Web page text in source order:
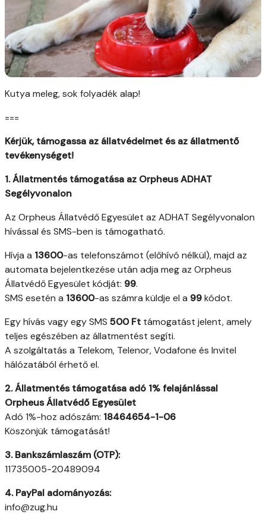
Kutya meleg, sok folyadék alap!
===
Kérjük, támogassa az állatvédelmet és az állatmentő
tevékenységet!
1. Állatmentés támogatása az Orpheus ADHAT
Segélyvonalon
Az Orpheus Állatvédő Egyesület az ADHAT Segélyvonalon
hívással és SMS-ben is támogatható.
Hívja a 13600-as telefonszámot (előhívó nélkül), majd az
automata bejelentkezése után adja meg az Orpheus
Állatvédő Egyesület kódját: 99.
SMS esetén a 13600-as számra küldje el a 99kódot.
Egy hívás vagy egy SMS 500 Ft támogatást jelent, amely
teljes egészében az állatmentést segíti.
A szolgáltatás a Telekom, Telenor, Vodafone és Invitel
hálózatából érhető el.
2. Állatmentés támogatása adó 1% felajánlással
Orpheus Állatvédő Egyesület
Adó 1%-hoz adószám: 18464654-1-06
Köszönjük támogatását!
3. Bankszámlaszám (OTP):
11735005-20489094
4. PayPal adományozás:
info@zug.hu